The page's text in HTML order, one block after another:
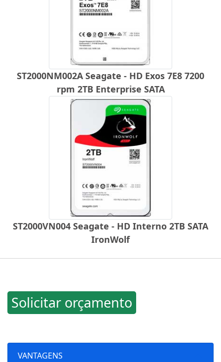
ST2000NM002A Seagate - HD Exos 7E8 7200
rpm 2TB Enterprise SATA
ST2000VN004 Seagate - HD Interno 2TB SATA
IronWolf
Solicitar orçamento
VANTAGENS